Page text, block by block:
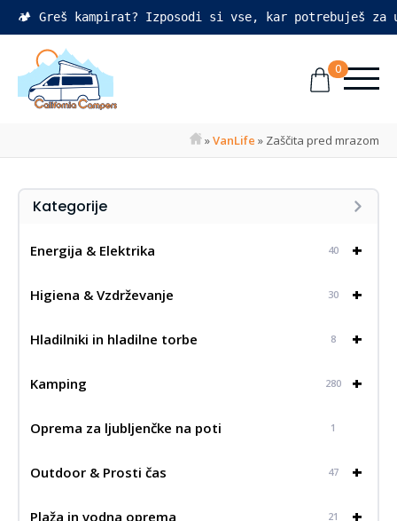
🏕️ Greš kampirat? Izposodi si vse, kar potrebuješ
0
»VanLife » Zaščita pred mrazom
Kategorije
+
Energija & Elektrika 40
+
Higiena & Vzdrževanje 30
+
Hladilniki in hladilne torbe 8
+
Kamping 280
Oprema za ljubljenčke na poti 1
+
Outdoor & Prosti čas 47
+
Plaža in vodna oprema 21